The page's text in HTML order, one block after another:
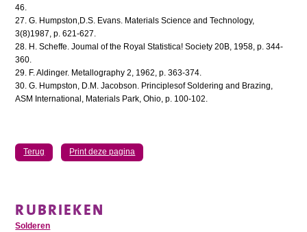
46.
27. G. Humpston,D.S. Evans. Materials Science and Technology,
3(8)1987, p. 621-627.
28. H. Scheffe. Joumal of the Royal Statistica! Society 20B, 1958, p. 344-
360.
29. F. Aldinger. Metallography 2, 1962, p. 363-374.
30. G. Humpston, D.M. Jacobson. Principlesof Soldering and Brazing,
ASM International, Materials Park, Ohio, p. 100-102.
Terug Print deze pagina
RUBRIEKEN
Solderen